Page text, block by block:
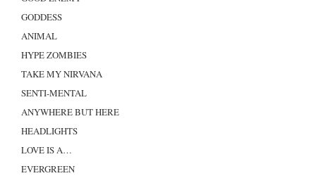
GODDESS
ANIMAL
HYPE ZOMBIES
TAKE MY NIRVANA
SENTI-MENTAL
ANYWHERE BUT HERE
HEADLIGHTS
LOVE IS A…
EVERGREEN